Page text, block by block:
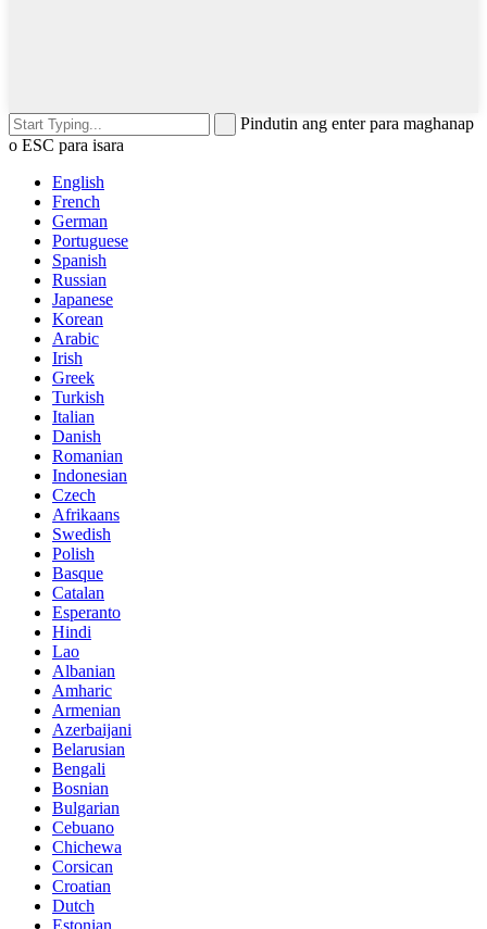
Pindutin ang enter para maghanap
o ESC para isara
English
French
German
Portuguese
Spanish
Russian
Japanese
Korean
Arabic
Irish
Greek
Turkish
Italian
Danish
Romanian
Indonesian
Czech
Afrikaans
Swedish
Polish
Basque
Catalan
Esperanto
Hindi
Lao
Albanian
Amharic
Armenian
Azerbaijani
Belarusian
Bengali
Bosnian
Bulgarian
Cebuano
Chichewa
Corsican
Croatian
Dutch
Estonian